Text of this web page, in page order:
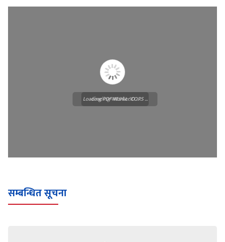
Loading WEBGL 3D ...
Loading PDF Worker CORS ...
सम्बन्धित सूचना